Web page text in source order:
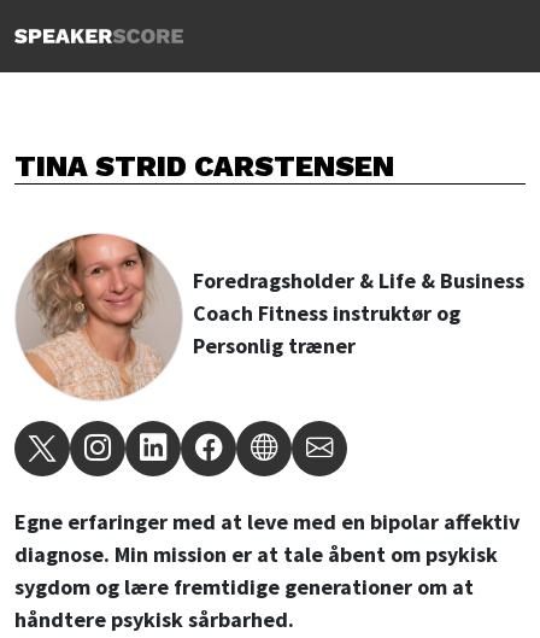
TINA STRID CARSTENSEN
Foredragsholder & Life & Business
Coach Fitness instruktør og
Personlig træner
Egne erfaringer med at leve med en bipolar affektiv
diagnose. Min mission er at tale åbent om psykisk
sygdom og lære fremtidige generationer om at
håndtere psykisk sårbarhed.